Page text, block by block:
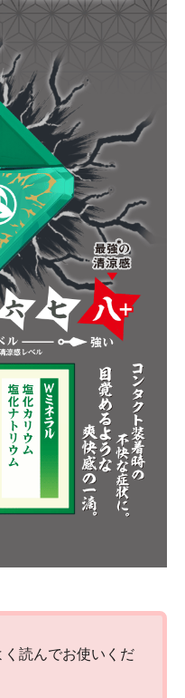
書
ました
ル
に入れる
に入れる
ン 相談窓口
ォーム
読んでお使いくだ